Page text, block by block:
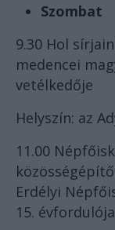
Szombat
9.30 Hol
medencei
vetélkedője
Helyszín: az
11.00
Erdélyi
15.